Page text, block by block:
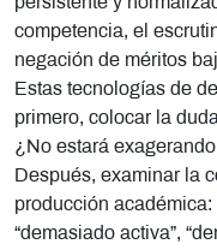
competencia, el
negación de méritos
Estas tecnologías de
primero, colocar la
¿No estará
Después, examinar la
producción académica:
“demasiado activa”,